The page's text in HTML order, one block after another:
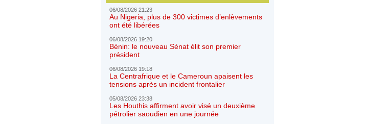
06/08/2026 21:23
Au Nigeria, plus de 300 victimes d’enlèvements
ont été libérées
06/08/2026 19:20
Bénin: le nouveau Sénat élit son premier
président
06/08/2026 19:18
La Centrafrique et le Cameroun apaisent les
tensions après un incident frontalier
05/08/2026 23:38
Les Houthis affirment avoir visé un deuxième
pétrolier saoudien en une journée